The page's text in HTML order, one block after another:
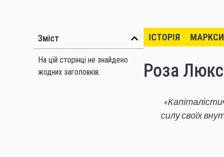
Зміст
На цій сторінці не знайдено
жодних заголовків.
ІСТОРІЯ
Роза
силу своїх